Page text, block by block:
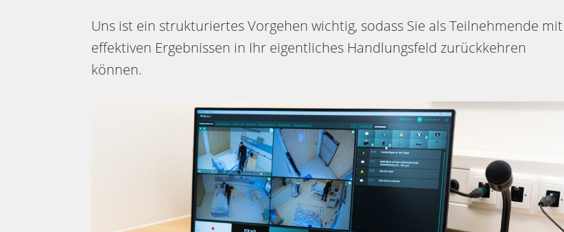
Uns ist ein strukturiertes Vorgehen wichtig, sodass Sie als Teilnehmende mit
effektiven Ergebnissen in Ihr eigentliches Handlungsfeld zurückkehren
können.